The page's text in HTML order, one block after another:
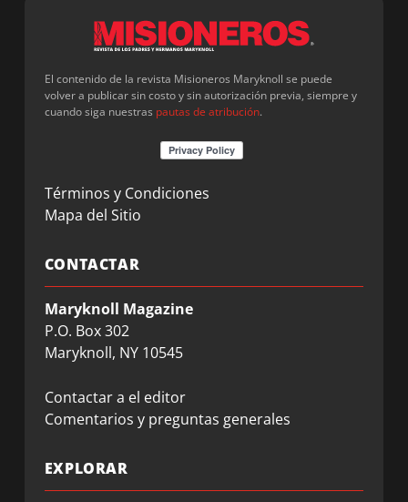
El contenido de la revista Misioneros Maryknoll se puede
volver a publicar sin costo y sin autorización previa, siempre y
cuando siga nuestras pautas de atribución.
Términos y Condiciones
Mapa del Sitio
CONTACTAR
Maryknoll Magazine
P.O. Box 302
Maryknoll, NY 10545
Contactar a el editor
Comentarios y preguntas generales
EXPLORAR